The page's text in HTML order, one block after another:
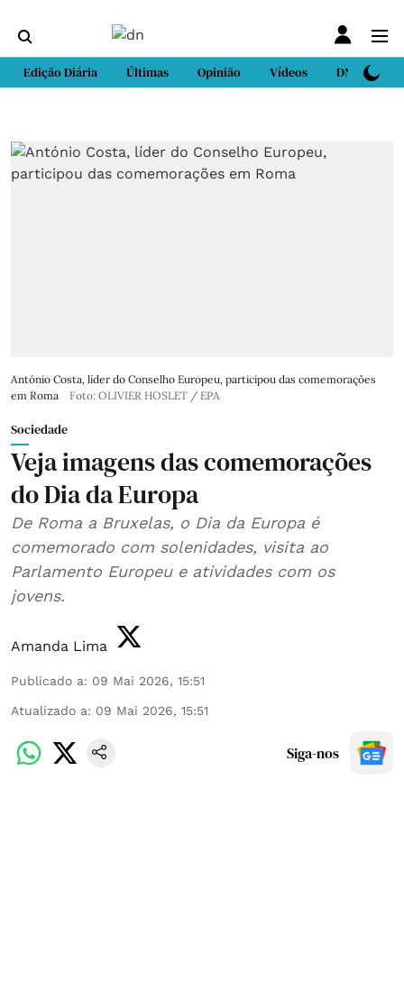
Edição Diária Últimas Opinião Vídeos DN Sport
António Costa, líder do Conselho Europeu, participou das comemorações
em Roma
Foto: OLIVIER HOSLET / EPA
Sociedade
Veja imagens das comemorações
do Dia da Europa
De Roma a Bruxelas, o Dia da Europa é
comemorado com solenidades, visita ao
Parlamento Europeu e atividades com os
jovens.
Amanda Lima
Publicado a: 09 Mai 2026, 15:51
Atualizado a: 09 Mai 2026, 15:51
Siga-nos